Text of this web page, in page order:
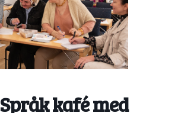
Språk kafé med